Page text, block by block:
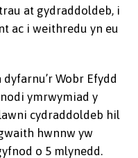
at gydraddoldeb, i
ac i weithredu yn eu
dyfarnu’r Wobr Efydd
ymrwymiad y
cydraddoldeb hil
hwnnw yw
o 5 mlynedd.